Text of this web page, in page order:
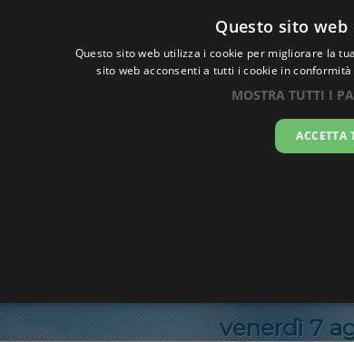
Ora
venerdì 7
Questo sito
Questo sito web utilizza i cookie per migliorare la
sito web acconsenti a tutti i cookie in
MOSTRA TUTTI I
ACCETTA